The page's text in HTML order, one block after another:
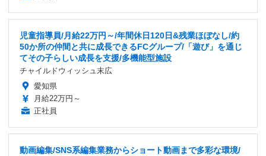
児童指導員/月給22万円～/年間休日120日&残業ほぼなし/約
50か所の仲間と共に成長できるFCグループ/「遊び」を通じ
てその子らしい成長を支援/多機能型施設
チャイルドウィッシュ末広
愛知県
月給22万円～
正社員
動画編集/SNS系編集業務からショート動画まで多彩な環境/